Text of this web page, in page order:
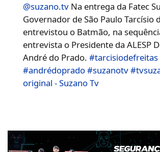
@suzano.tv Na entrega da Fatec
Governador de São Paulo Tarcísio
entrevistou o Batmão, na
entrevista o Presidente da ALESP
André do Prado.#tarcisiodefreitas
#andrédoprado#suzanotv
original - Suzano Tv